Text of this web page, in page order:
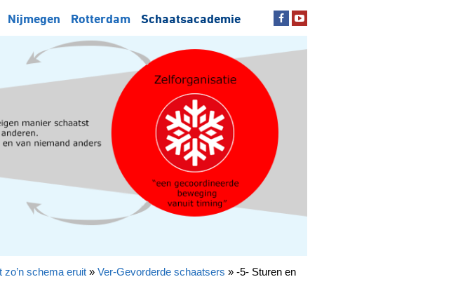
Nijmegen Rotterdam Schaatsacademie
schema eruit » Ver-Gevorderde schaatsers » -5- Sturen en